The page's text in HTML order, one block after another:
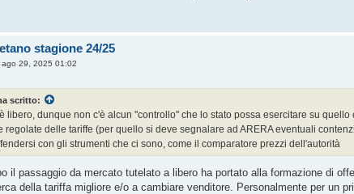
stagione 24/25
ago 29, 2025 01:02
scritto:
libero, dunque non c'è alcun "controllo" che lo stato possa esercitare su
regolate delle tariffe (per quello si deve segnalare ad ARERA eventuali
con gli strumenti che ci sono, come il comparatore prezzi dell'autorità
il passaggio da mercato tutelato a libero ha portato alla formazione di
della tariffa migliore e/o a cambiare venditore. Personalmente per un